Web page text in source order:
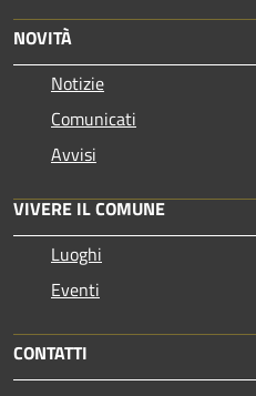
NOVITÀ
Notizie
Comunicati
Avvisi
VIVERE IL COMUNE
Luoghi
Eventi
CONTATTI